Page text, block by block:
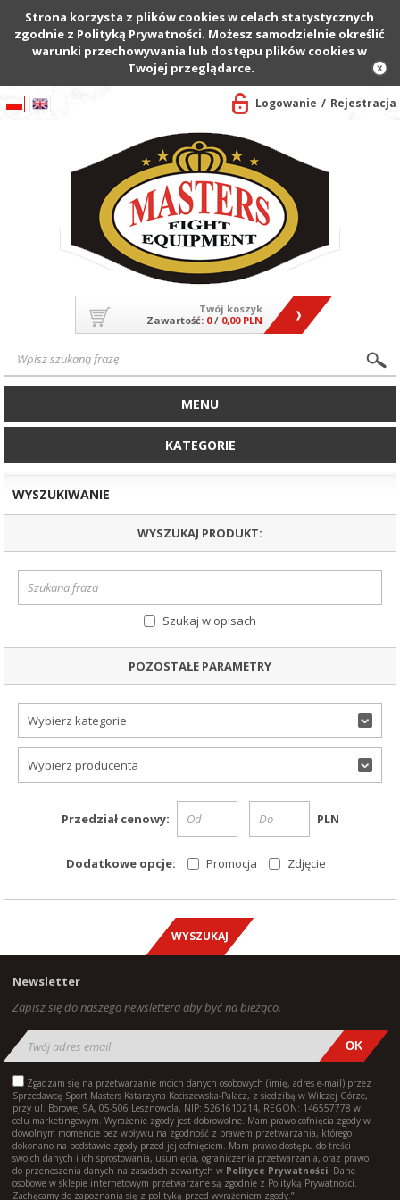
Strona korzysta z plików cookies w celach statystycznych
zgodnie z Polityką Prywatności. Możesz samodzielnie określić
warunki przechowywania lub dostępu plików cookies w
Twojej przeglądarce.
Logowanie Rejestracja
Twój koszyk
Zawartość: 0/ 0,00 PLN
MENU
KATEGORIE
WYSZUKIWANIE
WYSZUKAJ PRODUKT:
Szukaj w opisach
POZOSTAŁE PARAMETRY
Wybierz kategorie
Wybierz producenta
Przedział cenowy: PLN
Dodatkowe opcje: Promocja Zdjęcie
Newsletter
Zapisz się do naszego newslettera aby być na bieżąco.
Zgadzam się na przetwarzanie moich danych osobowych (imię, adres e-mail) przez
Sprzedawcę Sport Masters Katarzyna Kociszewska-Palacz, z siedzibą w Wilczej Górze,
przy ul. Borowej 9A, 05-506 Lesznowola, NIP: 5261610214, REGON: 146557778 w
celu marketingowym. Wyrażenie zgody jest dobrowolne. Mam prawo cofnięcia zgody w
dowolnym momencie bez wpływu na zgodność z prawem przetwarzania, którego
dokonano na podstawie zgody przed jej cofnięciem. Mam prawo dostępu do treści
swoich danych i ich sprostowania, usunięcia, ograniczenia przetwarzania, oraz prawo
do przenoszenia danych na zasadach zawartych w Polityce Prywatności. Dane
osobowe w sklepie internetowym przetwarzane są zgodnie z Polityką Prywatności.
Zachęcamy do zapoznania się z polityką przed wyrażeniem zgody.”